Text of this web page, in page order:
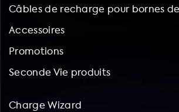
Câbles de recharge pour bornes
Accessoires
Promotions
Seconde Vie produits
Charge Wizard